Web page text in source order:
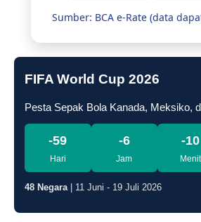
Sumber: BCA e-Rate (data
FIFA World Cup 2026
Pesta Sepak Bola Kanada, Meksiko,
-59
Hari
-6
Jam
-10
Menit
48 Negara| 11 Juni - 19 Juli 2026